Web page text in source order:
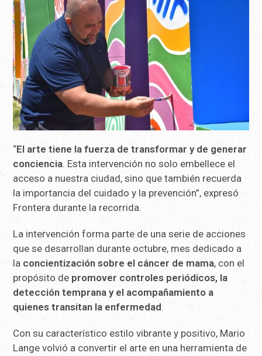
“El arte tiene la fuerza de transformar y de generar
conciencia. Esta intervención no solo embellece el
acceso a nuestra ciudad, sino que también recuerda
la importancia del cuidado y la prevención”, expresó
Frontera durante la recorrida.
La intervención forma parte de una serie de acciones
que se desarrollan durante octubre, mes dedicado a
la concientización sobre el cáncer de mama, con el
propósito de promover controles periódicos, la
detección temprana y el acompañamiento a
quienes transitan la enfermedad.
Con su característico estilo vibrante y positivo, Mario
Lange volvió a convertir el arte en una herramienta de